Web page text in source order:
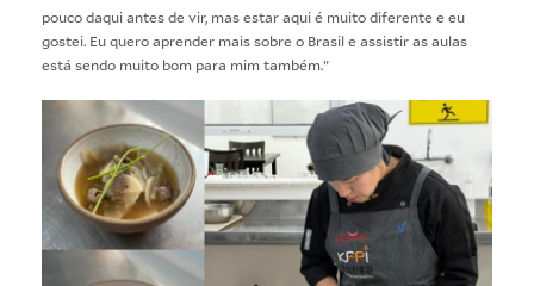
pouco daqui antes de vir, mas estar aqui é muito diferente e eu
gostei. Eu quero aprender mais sobre o Brasil e assistir as aulas
está sendo muito bom para mim também.”